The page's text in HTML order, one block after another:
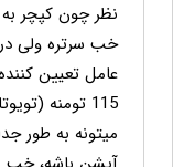
نظر چون کپچر
عامل تعیین
115 تومنه